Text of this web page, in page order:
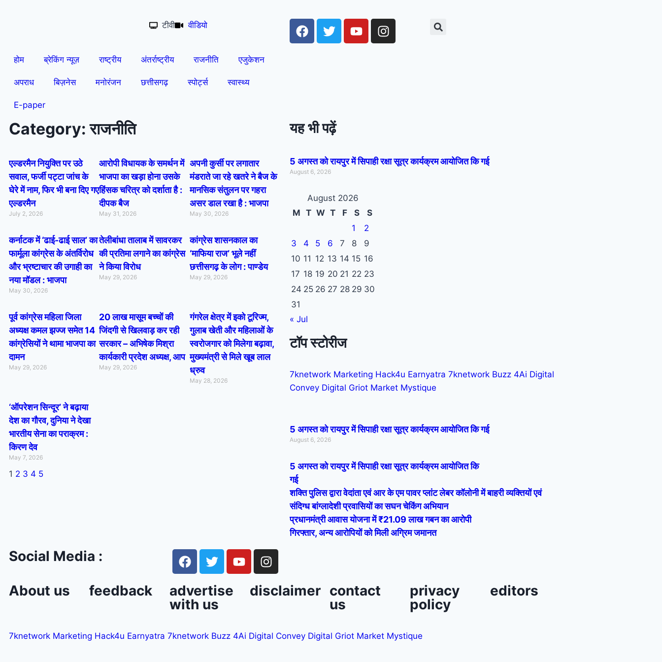
टीवी वीडियो
होम ब्रेकिंग न्यूज़ राष्ट्रीय अंतर्राष्ट्रीय राजनीति एजुकेशन
अपराध बिज़नेस मनोरंजन छत्तीसगढ़ स्पोर्ट्स स्वास्थ्य
E-paper
Category: राजनीति
एल्डरमैन नियुक्ति पर उठे
सवाल, फर्जी पट्टा जांच के
घेरे में नाम, फिर भी बना दिए गए
एल्डरमैन
July 2, 2026
आरोपी विधायक के समर्थन में
भाजपा का खड़ा होना उसके
हिंसक चरित्र को दर्शाता है :
दीपक बैज
May 31, 2026
अपनी कुर्सी पर लगातार
मंडराते जा रहे खतरे ने बैज के
मानसिक संतुलन पर गहरा
असर डाल रखा है : भाजपा
May 30, 2026
कर्नाटक में ‘ढाई-ढाई साल’ का
फार्मूला कांग्रेस के अंतर्विरोध
और भ्रष्टाचार की उगाही का
नया मॉडल : भाजपा
May 30, 2026
तेलीबांधा तालाब में सावरकर
की प्रतिमा लगाने का कांग्रेस
ने किया विरोध
May 29, 2026
कांग्रेस शासनकाल का
‘माफिया राज’ भूले नहीं
छत्तीसगढ़ के लोग : पाण्डेय
May 29, 2026
पूर्व कांग्रेस महिला जिला
अध्यक्ष कमल झज्ज समेत 14
कांग्रेसियों ने थामा भाजपा का
दामन
May 29, 2026
20 लाख मासूम बच्चों की
जिंदगी से खिलवाड़ कर रही
सरकार – अभिषेक मिश्रा
कार्यकारी प्रदेश अध्यक्ष, आप
May 29, 2026
गंगरेल क्षेत्र में इको टूरिज्म,
गुलाब खेती और महिलाओं के
स्वरोजगार को मिलेगा बढ़ावा,
मुख्यमंत्री से मिले खूब लाल
ध्रुव
May 28, 2026
‘ऑपरेशन सिन्दूर’ ने बढ़ाया
देश का गौरव, दुनिया ने देखा
भारतीय सेना का पराक्रम :
किरण देव
May 7, 2026
1 2 3 4 5
यह भी पढ़ें
5 अगस्त को रायपुर में सिपाही रक्षा सूत्र कार्यक्रम आयोजित कि गई
August 6, 2026
August 2026
M T W T F S
S
1
2
3
4 5 6 7 8
9
10 11 12 13 14 15 16
17 18 19 20 21 22 23
24 25 26 27 28 29 30
31
« Jul
टॉप स्टोरीज
7knetwork Marketing Hack4u Earnyatra 7knetwork Buzz 4Ai Digital
Convey Digital Griot Market Mystique
5 अगस्त को रायपुर में सिपाही रक्षा सूत्र कार्यक्रम आयोजित कि गई
August 6, 2026
5 अगस्त को रायपुर में सिपाही रक्षा सूत्र कार्यक्रम आयोजित कि
गई
शक्ति पुलिस द्वारा वेदांता एवं आर के एम पावर प्लांट लेबर कॉलोनी में बाहरी व्यक्तियों एवं
संदिग्ध बांग्लादेशी प्रवासियों का सघन चेकिंग अभियान
प्रधानमंत्री आवास योजना में ₹21.09 लाख गबन का आरोपी
गिरफ्तार, अन्य आरोपियों को मिली अग्रिम जमानत
Social Media :
About us feedback
advertise
with us
disclaimer contact
us
privacy
policy
editors
7knetwork Marketing Hack4u Earnyatra 7knetwork Buzz 4Ai Digital Convey Digital Griot Market Mystique